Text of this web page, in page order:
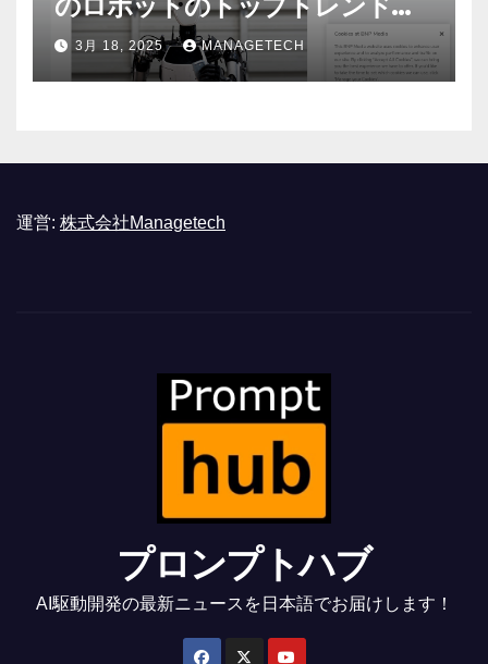
のロボットのトップトレンドに |
ASSEMBLY
3月 18, 2025 MANAGETECH
運営: 株式会社Managetech
プロンプトハブ
AI駆動開発の最新ニュースを日本語でお届けします！